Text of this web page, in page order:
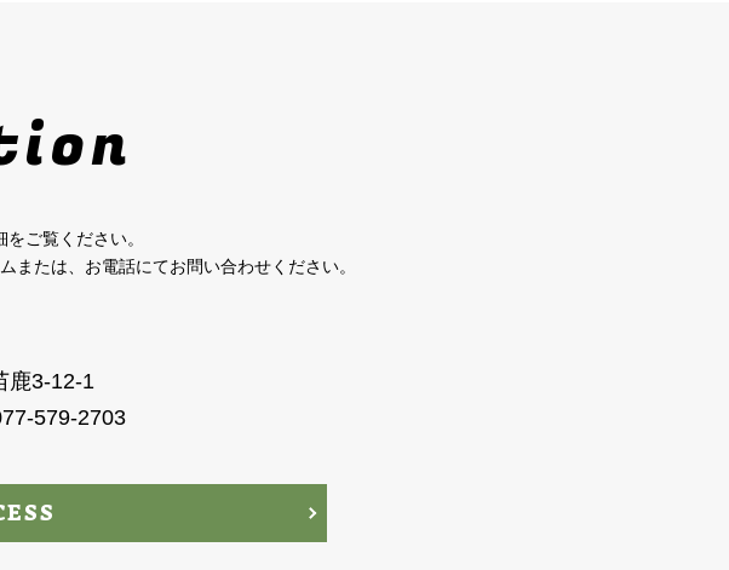
ご覧ください。
または、お電話にてお問い合わせください。
鹿3-12-1
579-2703